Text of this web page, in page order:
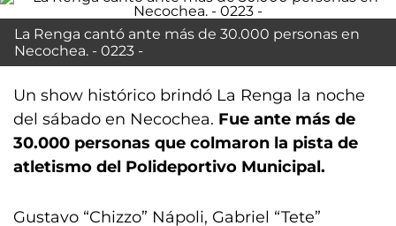
La Renga cantó ante más de 30.000 personas en
Necochea. - 0223 -
Un show histórico brindó La Renga la noche
del sábado en Necochea. Fue ante más de
30.000 personas que colmaron la pista de
atletismo del Polideportivo Municipal.
Gustavo “Chizzo” Nápoli, Gabriel “Tete”